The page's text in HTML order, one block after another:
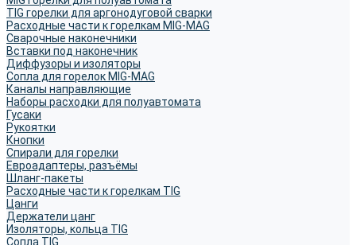
TIG горелки для аргонодуговой сварки
Расходные части к горелкам MIG-MAG
Сварочные наконечники
Вставки под наконечник
Диффузоры и изоляторы
Сопла для горелок MIG-MAG
Каналы направляющие
Наборы расходки для полуавтомата
Гусаки
Рукоятки
Кнопки
Спирали для горелки
Евроадаптеры, разъёмы
Шланг-пакеты
Расходные части к горелкам TIG
Цанги
Держатели цанг
Изоляторы, кольца TIG
Сопла TIG